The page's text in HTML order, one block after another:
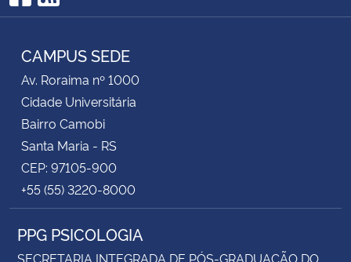
Facebook
RSS
CAMPUS SEDE
Av. Roraima nº 1000
Cidade Universitária
Bairro Camobi
Santa Maria - RS
CEP: 97105-900
+55 (55) 3220-8000
PPG PSICOLOGIA
SECRETARIA INTEGRADA DE PÓS-GRADUAÇÃO DO